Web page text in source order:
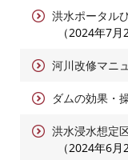
洪水ポータル
2024年7月
河川改修マニ
ダムの効果・
洪水浸水想定
2024年6月